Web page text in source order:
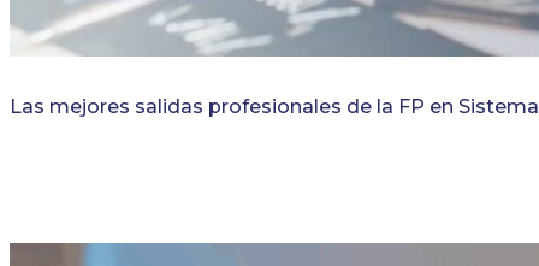
Las mejores salidas profesionales de la FP en